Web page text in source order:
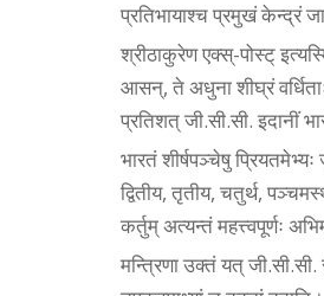
प्रतिभायाश्च प्रमुखं केन्द्रं
श्रीठाकुरेण एक्स्-पोस्ट्
आसन्, ते अधुना शीघ्रं
प्रतिशत् जी.सी.सी. इदानीं
भारतं शीर्षपञ्चेषु
द्वितीय, तृतीय, चतुर्थ,
कर्तुम् अत्यन्तं महत्त्वपूर्णः
मन्त्रिणा उक्तं यत् जी.सी.सी.